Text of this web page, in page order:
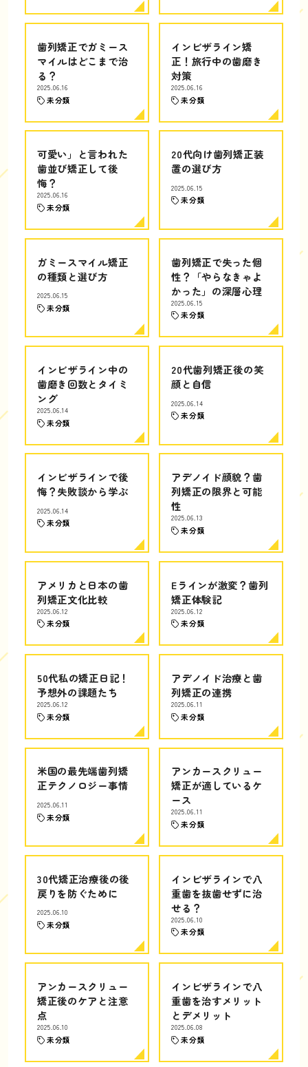
歯列矯正でガミース
マイルはどこまで治
る？
2025.06.16
未分類
インビザライン矯
正！旅行中の歯磨き
対策
2025.06.16
未分類
可愛い」と言われた
歯並び矯正して後
悔？
2025.06.16
未分類
20代向け歯列矯正装
置の選び方
2025.06.15
未分類
ガミースマイル矯正
の種類と選び方
2025.06.15
未分類
歯列矯正で失った個
性？「やらなきゃよ
かった」の深層心理
2025.06.15
未分類
インビザライン中の
歯磨き回数とタイミ
ング
2025.06.14
未分類
20代歯列矯正後の笑
顔と自信
2025.06.14
未分類
インビザラインで後
悔？失敗談から学ぶ
2025.06.14
未分類
アデノイド顔貌？歯
列矯正の限界と可能
性
2025.06.13
未分類
アメリカと日本の歯
列矯正文化比較
2025.06.12
未分類
Eラインが激変？歯列
矯正体験記
2025.06.12
未分類
50代私の矯正日記！
予想外の課題たち
2025.06.12
未分類
アデノイド治療と歯
列矯正の連携
2025.06.11
未分類
米国の最先端歯列矯
正テクノロジー事情
2025.06.11
未分類
アンカースクリュー
矯正が適しているケ
ース
2025.06.11
未分類
30代矯正治療後の後
戻りを防ぐために
2025.06.10
未分類
インビザラインで八
重歯を抜歯せずに治
せる？
2025.06.10
未分類
アンカースクリュー
矯正後のケアと注意
点
2025.06.10
未分類
インビザラインで八
重歯を治すメリット
とデメリット
2025.06.08
未分類